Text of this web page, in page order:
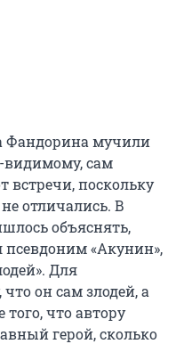
Фандорина мучили
видимому, сам
встречи, поскольку
отличались. В
объяснять,
псевдоним «Акунин»,
Для
он сам злодей, а
что автору
герой, сколько